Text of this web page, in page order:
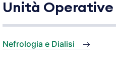
Unità Operative
Nefrologia e Dialisi